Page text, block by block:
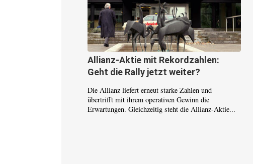
Allianz-Aktie mit Rekordzahlen:
Geht die Rally jetzt weiter?
Die Allianz liefert erneut starke Zahlen und
übertrifft mit ihrem operativen Gewinn die
Erwartungen. Gleichzeitig steht die Allianz-Aktie...